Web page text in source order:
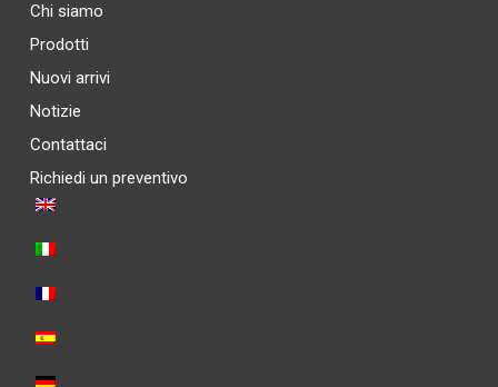
Chi siamo
Prodotti
Nuovi arrivi
Notizie
Contattaci
Richiedi un preventivo